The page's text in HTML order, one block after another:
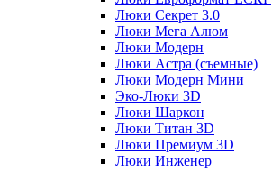
Люки Секрет 3.0
Люки Мега Алюм
Люки Модерн
Люки Астра (съемные)
Люки Модерн Мини
Эко-Люки 3D
Люки Шаркон
Люки Титан 3D
Люки Премиум 3D
Люки Инженер